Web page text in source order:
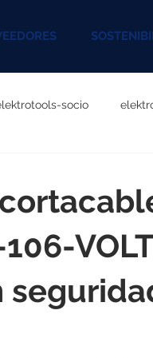
socio
elektrotools-
elektrotools-